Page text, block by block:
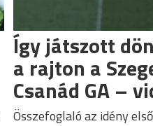
Így játszott
a rajton a
Csanád GA –
Összefoglaló az idény